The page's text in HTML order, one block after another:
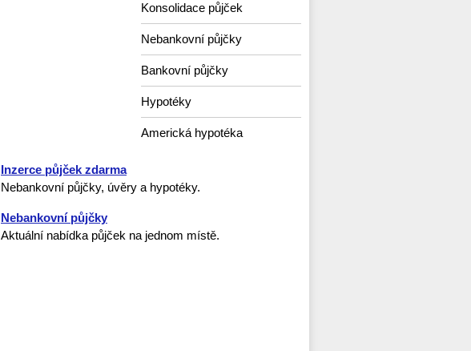
Konsolidace půjček
Nebankovní půjčky
Bankovní půjčky
Hypotéky
Americká hypotéka
Inzerce půjček zdarma
Nebankovní půjčky, úvěry a hypotéky.
Nebankovní půjčky
Aktuální nabídka půjček na jednom místě.